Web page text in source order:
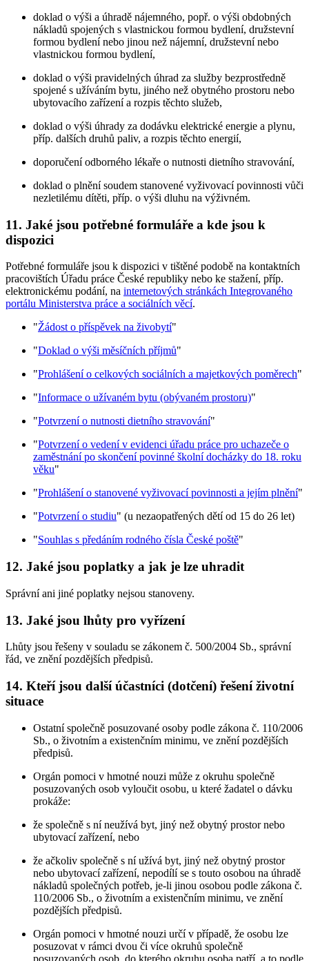
doklad o výši a úhradě nájemného, popř. o výši obdobných
nákladů spojených s vlastnickou formou bydlení, družstevní
formou bydlení nebo jinou než nájemní, družstevní nebo
vlastnickou formou bydlení,
doklad o výši pravidelných úhrad za služby bezprostředně
spojené s užíváním bytu, jiného než obytného prostoru nebo
ubytovacího zařízení a rozpis těchto služeb,
doklad o výši úhrady za dodávku elektrické energie a plynu,
příp. dalších druhů paliv, a rozpis těchto energií,
doporučení odborného lékaře o nutnosti dietního stravování,
doklad o plnění soudem stanovené vyživovací povinnosti vůči
nezletilému dítěti, příp. o výši dluhu na výživném.
11. Jaké jsou potřebné formuláře a kde jsou k
dispozici
Potřebné formuláře jsou k dispozici v tištěné podobě na kontaktních
pracovištích Úřadu práce České republiky nebo ke stažení, příp.
elektronickému podání, na internetových stránkách Integrovaného
portálu Ministerstva práce a sociálních věcí.
"Žádost o příspěvek na živobytí"
"Doklad o výši měsíčních příjmů"
"Prohlášení o celkových sociálních a majetkových poměrech"
"Informace o užívaném bytu (obývaném prostoru)"
"Potvrzení o nutnosti dietního stravování"
"Potvrzení o vedení v evidenci úřadu práce pro uchazeče o
zaměstnání po skončení povinné školní docházky do 18. roku
věku"
"Prohlášení o stanovené vyživovací povinnosti a jejím plnění"
"Potvrzení o studiu" (u nezaopatřených dětí od 15 do 26 let)
"Souhlas s předáním rodného čísla České poště"
12. Jaké jsou poplatky a jak je lze uhradit
Správní ani jiné poplatky nejsou stanoveny.
13. Jaké jsou lhůty pro vyřízení
Lhůty jsou řešeny v souladu se zákonem č. 500/2004 Sb., správní
řád, ve znění pozdějších předpisů.
14. Kteří jsou další účastníci (dotčení) řešení životní
situace
Ostatní společně posuzované osoby podle zákona č. 110/2006
Sb., o životním a existenčním minimu, ve znění pozdějších
předpisů.
Orgán pomoci v hmotné nouzi může z okruhu společně
posuzovaných osob vyloučit osobu, u které žadatel o dávku
prokáže:
že společně s ní neužívá byt, jiný než obytný prostor nebo
ubytovací zařízení, nebo
že ačkoliv společně s ní užívá byt, jiný než obytný prostor
nebo ubytovací zařízení, nepodílí se s touto osobou na úhradě
nákladů společných potřeb, je-li jinou osobou podle zákona č.
110/2006 Sb., o životním a existenčním minimu, ve znění
pozdějších předpisů.
Orgán pomoci v hmotné nouzi určí v případě, že osobu lze
posuzovat v rámci dvou či více okruhů společně
posuzovaných osob, do kterého okruhu osoba patří, a to podle